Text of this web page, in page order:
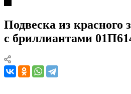
Подвеска из красного
с бриллиантами